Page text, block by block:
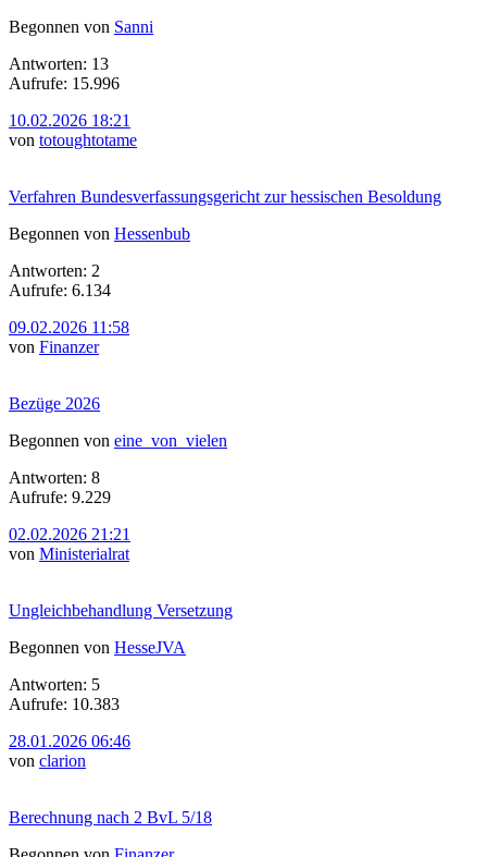
Begonnen von Sanni
Antworten: 13
Aufrufe: 15.996
10.02.2026 18:21
von totoughtotame
Verfahren Bundesverfassungsgericht zur hessischen Besoldung
Begonnen von Hessenbub
Antworten: 2
Aufrufe: 6.134
09.02.2026 11:58
von Finanzer
Bezüge 2026
Begonnen von eine_von_vielen
Antworten: 8
Aufrufe: 9.229
02.02.2026 21:21
von Ministerialrat
Ungleichbehandlung Versetzung
Begonnen von HesseJVA
Antworten: 5
Aufrufe: 10.383
28.01.2026 06:46
von clarion
Berechnung nach 2 BvL 5/18